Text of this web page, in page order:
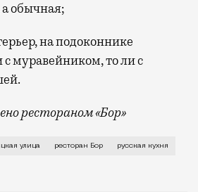
обычная;
на подоконнике
муравейником, то ли с
рестораном «Бор»
(Пятницкая, 9/28, стр. 1)
улица ресторан Бор русская кухня